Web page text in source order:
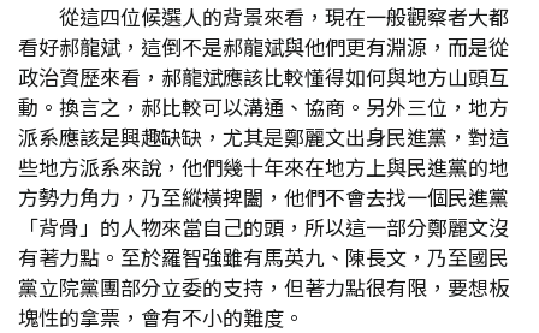
從這四位候選人的背景來看，現在一般觀察者大都
看好郝龍斌，這倒不是郝龍斌與他們更有淵源，而是從
政治資歷來看，郝龍斌應該比較懂得如何與地方山頭互
動。換言之，郝比較可以溝通、協商。另外三位，地方
派系應該是興趣缺缺，尤其是鄭麗文出身民進黨，對這
些地方派系來說，他們幾十年來在地方上與民進黨的地
方勢力角力，乃至縱橫捭闔，他們不會去找一個民進黨
「背骨」的人物來當自己的頭，所以這一部分鄭麗文沒
有著力點。至於羅智強雖有馬英九、陳長文，乃至國民
黨立院黨團部分立委的支持，但著力點很有限，要想板
塊性的拿票，會有不小的難度。